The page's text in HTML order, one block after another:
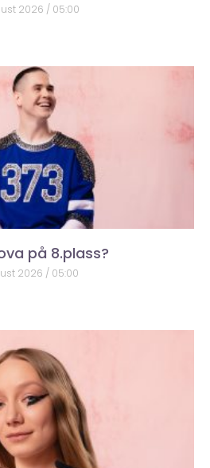
2026 05:00
på 8.plass?
2026 05:00